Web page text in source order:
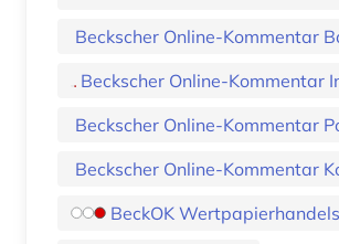
Beckscher Online-Kommentar
Beckscher Online-Kommentar
Beckscher Online-Kommentar
Beckscher Online-Kommentar
BeckOK